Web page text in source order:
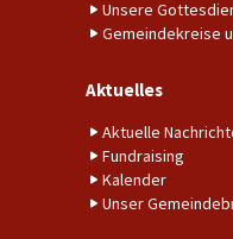
Unsere
Gemeindekreise
Aktuelles
Aktuelle
Fundraising
Kalender
Unser